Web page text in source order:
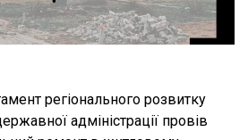
регіонального розвитку
адміністрації провів